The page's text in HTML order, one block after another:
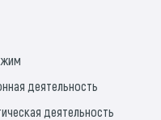
деятельность
деятельность